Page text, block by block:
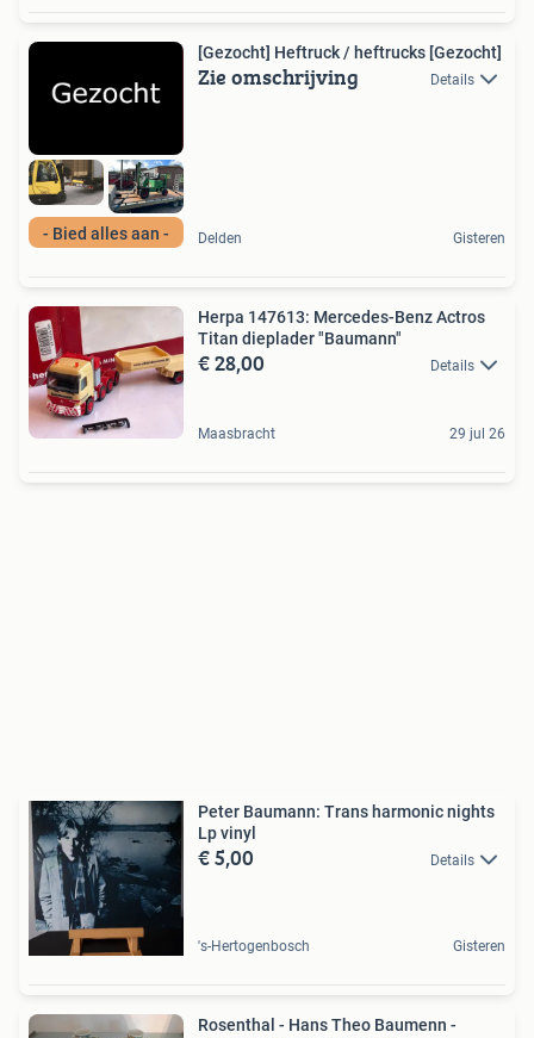
- Bied alles aan -
[Gezocht] Heftruck / heftrucks [Gezocht]
Zie omschrijving Details
Delden Gisteren
Herpa 147613: Mercedes-Benz Actros
Titan dieplader "Baumann"
€ 28,00 Details
Maasbracht 29 jul 26
Peter Baumann: Trans harmonic nights
Lp vinyl
€ 5,00 Details
's-Hertogenbosch Gisteren
Rosenthal - Hans Theo Baumenn -